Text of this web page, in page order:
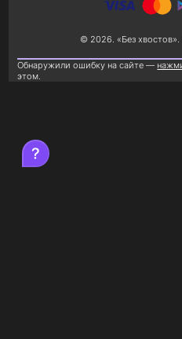
© 2026. «Без
Обнаружили ошибку на сайте —
этом.